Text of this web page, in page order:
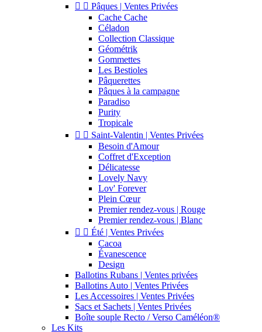
  Pâques | Ventes Privées
Cache Cache
Céladon
Collection Classique
Géométrik
Gommettes
Les Bestioles
Pâquerettes
Pâques à la campagne
Paradiso
Purity
Tropicale
  Saint-Valentin | Ventes Privées
Besoin d'Amour
Coffret d'Exception
Délicatesse
Lovely Navy
Lov' Forever
Plein Cœur
Premier rendez-vous | Rouge
Premier rendez-vous | Blanc
  Été | Ventes Privées
Cacoa
Évanescence
Design
Ballotins Rubans | Ventes privées
Ballotins Auto | Ventes Privées
Les Accessoires | Ventes Privées
Sacs et Sachets | Ventes Privées
Boîte souple Recto / Verso Caméléon®
Les Kits